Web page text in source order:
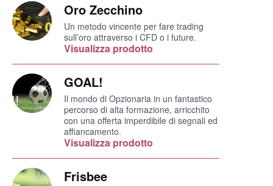
Oro Zecchino
Un metodo vincente per fare trading
sull’oro attraverso i CFD o i future.
Visualizza prodotto
GOAL!
Il mondo di Opzionaria in un fantastico
percorso di alta formazione, arricchito
con una offerta imperdibile di segnali ed
affiancamento.
Visualizza prodotto
Frisbee